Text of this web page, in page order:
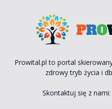
Prowital.pl to portal
zdrowy tryb życia i
Skontaktuj się z nami: